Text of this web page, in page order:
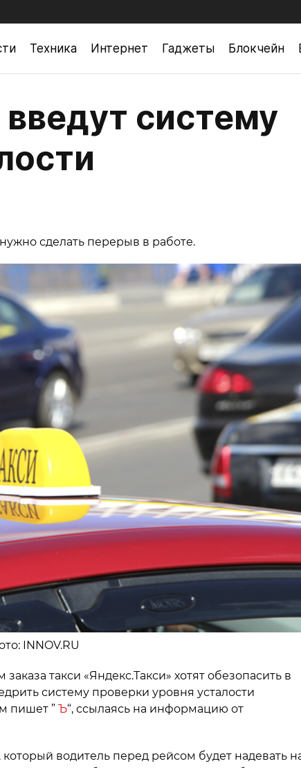
Техника Интернет Гаджеты Блокчейн
систему
сделать перерыв в работе.
INNOV.RU
такси «Яндекс.Такси» хотят обезопасить в
систему проверки уровня усталости
пишет ” Ъ“, ссылаясь на информацию от
водитель перед рейсом будет надевать